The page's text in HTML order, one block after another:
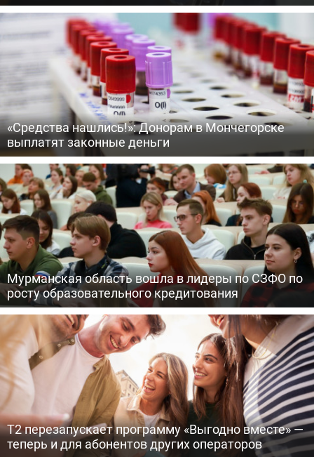
«Средства нашлись!»: Донорам в Мончегорске
выплатят законные деньги
Мурманская область вошла в лидеры по СЗФО по
росту образовательного кредитования
Т2 перезапускает программу «Выгодно вместе» —
теперь и для абонентов других операторов